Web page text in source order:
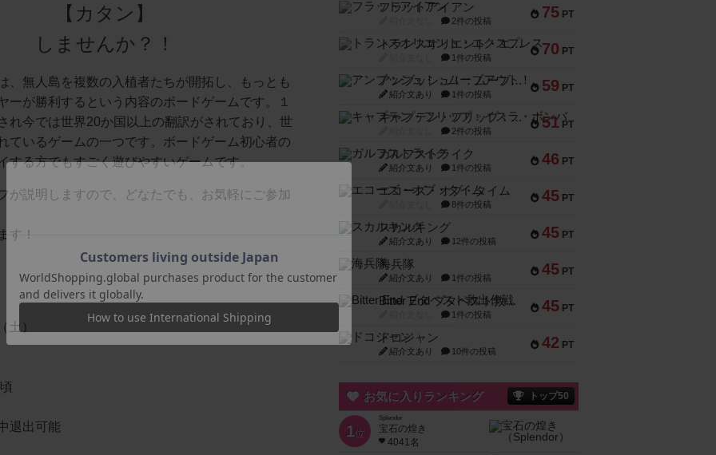
【カタン】
しませんか？！
、無人島を複数の入植者たちが開拓し、もっとも
ーが勝利するという内容のボードゲームです。１
れ今では世界20か国以上の翻訳がされており、世
ているゲームの一つです。ボードゲーム初心者の
する方でもすごく遊びやすいゲームです。
が説明しますので、どなたでも、お気軽にご参加
す！
土）
退出可能
75 PT
フラットアイアン
2件の投稿
70 PT
トランスオリエント・エクスプレス
1件の投稿
59 PT
アンブッシュ！：ムーブアウト！
紹介文あり 1件の投稿
51 PT
キャプテン・フリップ：イスラ・ボンバ
2件の投稿
46 PT
ガルフストライク
紹介文あり 1件の投稿
45 PT
エコーズ・オブ・タイム
8件の投稿
45 PT
スカルキング
紹介文あり 12件の投稿
45 PT
海兵隊
紹介文あり 1件の投稿
45 PT
Bitter End ブタペスト救出作戦
1件の投稿
42 PT
ドコジャン
紹介文あり 10件の投稿
お気に入りランキング トップ50
1位
Splendor
宝石の煌き
4041名